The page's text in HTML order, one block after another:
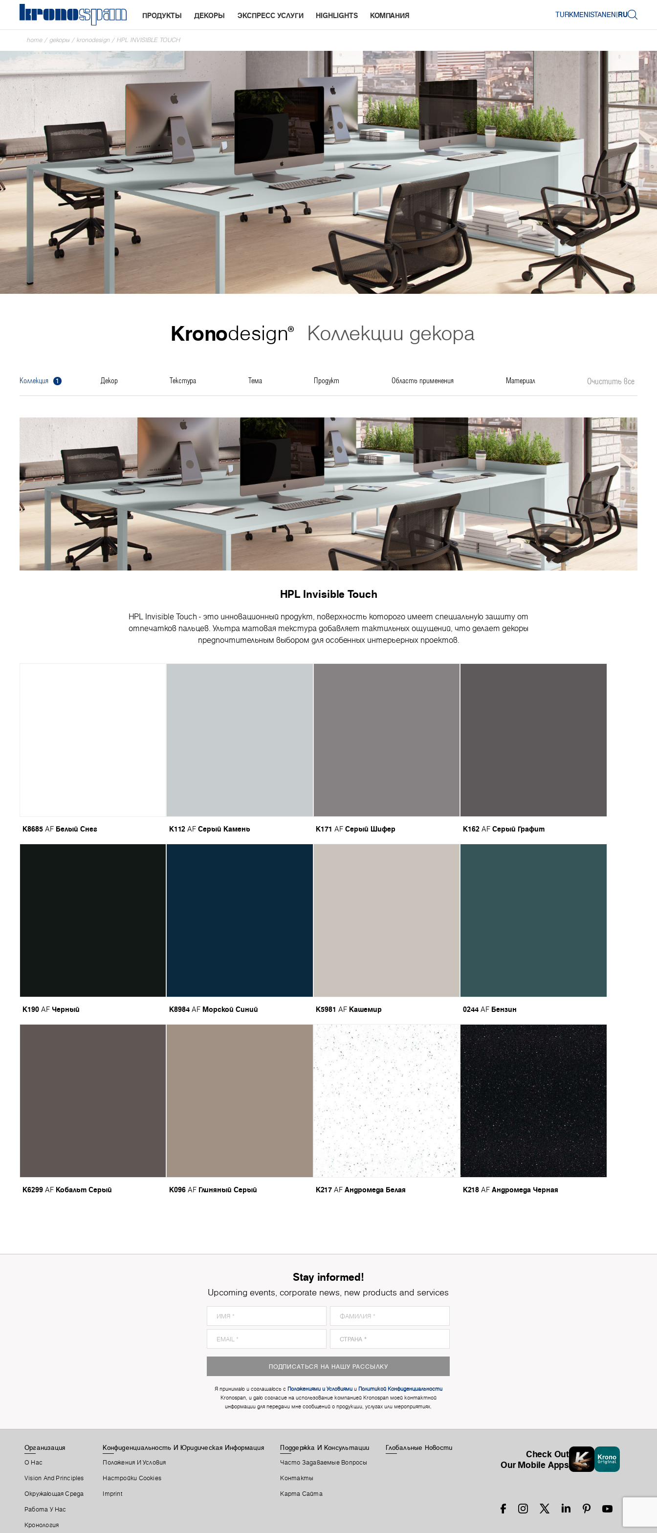
ПРОДУКТЫ ДЕКОРЫ ЭКСПРЕСС УСЛУГИ HIGHLIGHTS КОМПАНИЯ TURKMENISTANEN|RU
home / декоры / kronodesign / HPL INVISIBLE TOUCH
Kronodesign® Коллекции декора
коллекция 1 декор текстура тема продукт область применения материал Очистить все
HPL Invisible Touch
HPL Invisible Touch - это инновационный продукт, поверхность которого имеет специальную защиту от
отпечатков пальцев. Ультра матовая текстура добавляет тактильных ощущений, что делает декоры
предпочтительным выбором для особенных интерьерных проектов.
K8685 AF Белый Снег K112 AF Серый Камень K171 AF Серый Шифер K162 AF Серый Графит
K190 AF Черный K8984 AF Морской Синий K5981 AF Кашемир 0244 AF Бензин
K6299 AF Кобальт Серый K096 AF Глиняный Серый K217 AF Андромеда Белая K218 AF Андромеда Черная
Stay informed!
Upcoming events, corporate news, new products and services
ПОДПИСАТЬСЯ НА НАШУ РАССЫЛКУ
Я принимаю и соглашаюсь с Положениями и Условиямии Политикой Конфиденциальности
Kronospan, и даю согласие на использование компанией Kronospan моей контактной
информации для передачи мне сообщений о продукции, услугах или мероприятиях.
Организация
О Нас
Vision And Principles
Окружающая Среда
Работа У Нас
Кронология
Конфиденциальность И Юридическая Информация
Положения И Условия
Настройки Cookies
Imprint
Поддержка И Консультации
Часто Задаваемые Вопросы
Контакты
Карта Сайта
Глобальные Новости
Check Out
Our Mobile Apps